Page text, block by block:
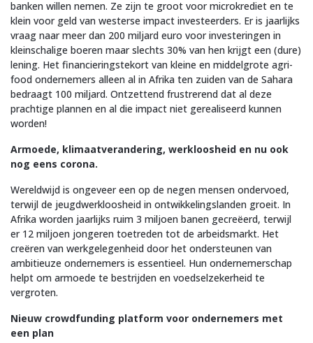
banken willen nemen. Ze zijn te groot voor microkrediet en te
klein voor geld van westerse impact investeerders. Er is jaarlijks
vraag naar meer dan 200 miljard euro voor investeringen in
kleinschalige boeren maar slechts 30% van hen krijgt een (dure)
lening. Het financieringstekort van kleine en middelgrote agri-
food ondernemers alleen al in Afrika ten zuiden van de Sahara
bedraagt 100 miljard. Ontzettend frustrerend dat al deze
prachtige plannen en al die impact niet gerealiseerd kunnen
worden!
Armoede, klimaatverandering, werkloosheid en nu ook
nog eens corona.
Wereldwijd is ongeveer een op de negen mensen ondervoed,
terwijl de jeugdwerkloosheid in ontwikkelingslanden groeit. In
Afrika worden jaarlijks ruim 3 miljoen banen gecreëerd, terwijl
er 12 miljoen jongeren toetreden tot de arbeidsmarkt. Het
creëren van werkgelegenheid door het ondersteunen van
ambitieuze ondernemers is essentieel. Hun ondernemerschap
helpt om armoede te bestrijden en voedselzekerheid te
vergroten.
Nieuw crowdfunding platform voor ondernemers met
een plan